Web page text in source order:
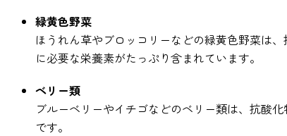
緑黄色野菜
ほうれん草やブロッコリーなどの緑黄色野菜は
に必要な栄養素がたっぷり含まれています。
ベリー類
ブルーベリーやイチゴなどのベリー類は、抗酸
です。